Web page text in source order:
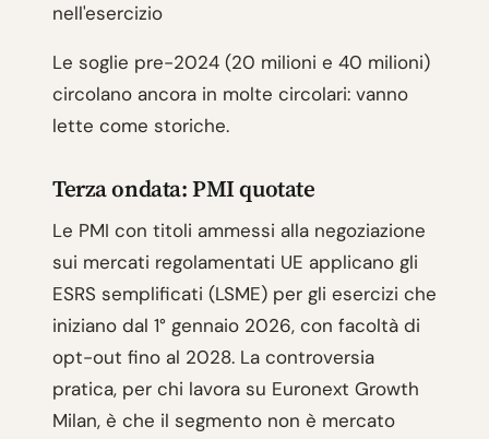
nell'esercizio
Le soglie pre-2024 (20 milioni e 40 milioni)
circolano ancora in molte circolari: vanno
lette come storiche.
Terza ondata: PMI quotate
Le PMI con titoli ammessi alla negoziazione
sui mercati regolamentati UE applicano gli
ESRS semplificati (LSME) per gli esercizi che
iniziano dal 1° gennaio 2026, con facoltà di
opt-out fino al 2028. La controversia
pratica, per chi lavora su Euronext Growth
Milan, è che il segmento non è mercato